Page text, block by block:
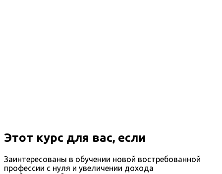
Этот курс для вас, если
Заинтересованы в обучении новой востребованной
профессии с нуля и увеличении дохода